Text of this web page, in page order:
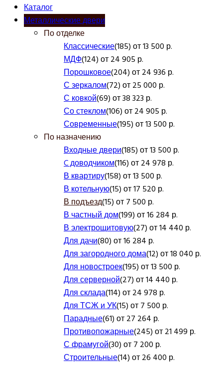
Каталог
Металлические двери
По отделке
Классические(185) от 13 500 р.
МДФ(124) от 24 905 р.
Порошковое(204) от 24 936 р.
С зеркалом(72) от 25 000 р.
С ковкой(69) от 38 323 р.
Со стеклом(106) от 24 905 р.
Современные(195) от 13 500 р.
По назначению
Входные двери(185) от 13 500 р.
C доводчиком(116) от 24 978 р.
В квартиру(158) от 13 500 р.
В котельную(15) от 17 520 р.
В подъезд(15) от 7 500 р.
В частный дом(199) от 16 284 р.
В электрощитовую(27) от 14 440 р.
Для дачи(80) от 16 284 р.
Для загородного дома(12) от 18 040 р.
Для новостроек(195) от 13 500 р.
Для серверной(27) от 14 440 р.
Для склада(114) от 24 978 р.
Для ТСЖ и УК(15) от 7 500 р.
Парадные(61) от 27 264 р.
Противопожарные(245) от 21 499 р.
С фрамугой(30) от 7 200 р.
Строительные(14) от 26 400 р.